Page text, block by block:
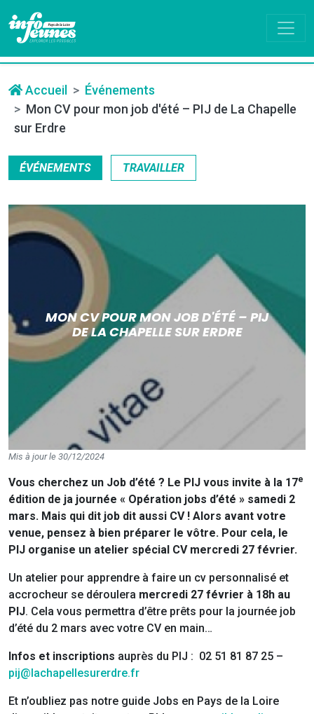
Accueil
Événements
Mon CV pour mon job d'été – PIJ de La Chapelle
sur Erdre
ÉVÉNEMENTS TRAVAILLER
MON CV POUR MON JOB D'ÉTÉ – PIJ
DE LA CHAPELLE SUR ERDRE
Mis à jour le 30/12/2024
Vous cherchez un Job d’été ? Le PIJ vous invite à la 17e
édition de ja journée « Opération jobs d’été » samedi 2
mars. Mais qui dit job dit aussi CV ! Alors avant votre
venue, pensez à bien préparer le vôtre. Pour cela, le
PIJ organise un atelier spécial CV mercredi 27 février.
Un atelier pour apprendre à faire un cv personnalisé et
accrocheur se déroulera mercredi 27 février à 18h au
PIJ. Cela vous permettra d’être prêts pour la journée job
d’été du 2 mars avec votre CV en main…
Infos et inscriptions auprès du PIJ : 02 51 81 87 25 –
pij@lachapellesurerdre.fr
Et n’oubliez pas notre guide Jobs en Pays de la Loire